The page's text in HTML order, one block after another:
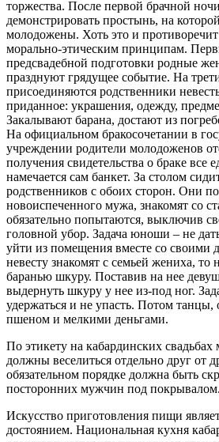
торжества. После первой брачной
демонстрировать простынь, на
молодожены. Хоть это и
морально-этическим принципам.
предсвадебной подготовки родные
празднуют грядущее событие. На
присоединяются родственники
приданное: украшения, одежду,
Закалывают барана, достают из
На официальном бракосочетании в
учреждении родители молодоженов
получения свидетельства о браке все
намечается сам банкет. За столом
родственников с обоих сторон. Они
новоиспеченного мужа, знакомят со
обязательно попытаются, выключив
головной убор. Задача юноши – не
уйти из помещения вместе со своими
невесту знакомят с семьей жениха, то
баранью шкуру. Поставив на нее
выдернуть шкуру у нее из-под ног.
удержаться и не упасть. Потом танцы,
пшеном и мелкими деньгами.
По этикету на кабардинских
должны веселиться отдельно друг от
обязательном порядке должна быть
посторонних мужчин под покрывалом.
Искусство приготовления пищи
достоянием. Национальная кухня